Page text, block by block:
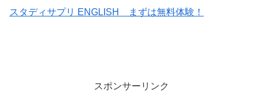
スタディサプリ ENGLISH まずは無料体験！
スポンサーリンク